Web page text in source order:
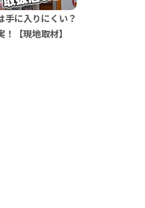
手に入りにくい？
【現地取材】